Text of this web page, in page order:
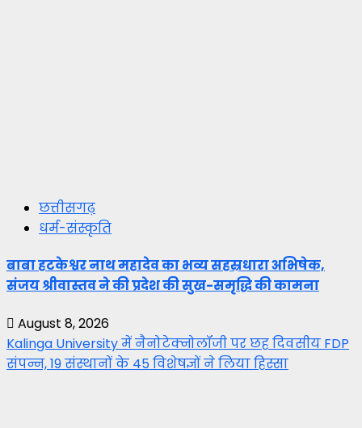
छत्तीसगढ़
धर्म-संस्कृति
बाबा हटकेश्वर नाथ महादेव का भव्य सहस्रधारा अभिषेक,
संजय श्रीवास्तव ने की प्रदेश की सुख-समृद्धि की कामना
August 8, 2026
Kalinga University में नैनोटेक्नोलॉजी पर छह दिवसीय FDP
संपन्न, 19 संस्थानों के 45 विशेषज्ञों ने लिया हिस्सा